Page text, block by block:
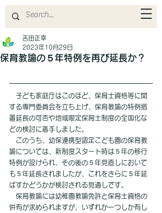
保育教諭の５年特例を再び延長か？
吉田正幸
2023年10月29日
子ども家庭庁はこのほど、保育士資格等に関
する専門委員会を立ち上げ、保育教諭の特例措
置延長の可否や地域限定保育士制度の全国化な
どの検討に着手しました。
このうち、幼保連携型認定こども園の保育教
諭については、新制度スタート時は５年の移行
特例が設けられ、その後の５年見直しにおいて
も５年延長されましたが、これをさらに５年延
ばすかどうかが検討される見通しです。
保育教諭には幼稚園教諭免許と保育士資格の
併有が求められますが、いずれか一つしか有し